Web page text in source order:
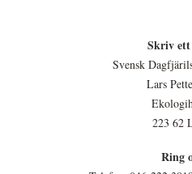
Skriv
Svensk
Lars
223 62
Ring